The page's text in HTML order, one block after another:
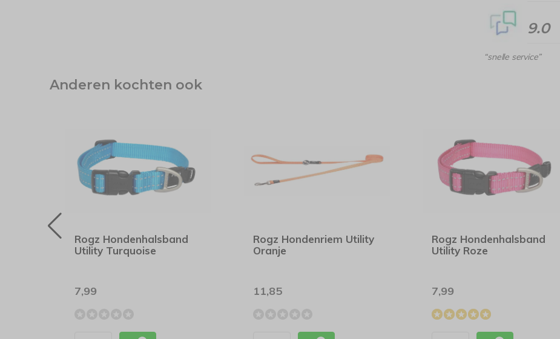
9.0
“snelle service”
Anderen kochten ook
Rogz Hondenhalsband
Utility Turquoise
7,99
Rogz Hondenriem Utility
Oranje
11,85
Rogz Hondenhalsband
Utility Roze
7,99